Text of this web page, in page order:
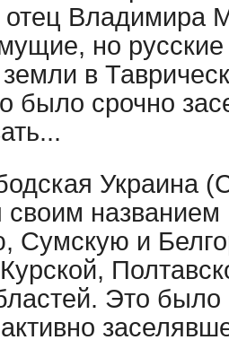
Владимира
но русские
в
было срочно
Украина
Сумскую и
Это было